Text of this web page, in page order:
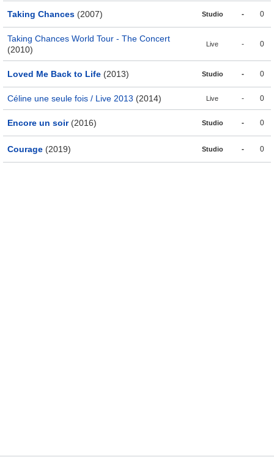
Taking Chances (2007) Studio - 0
Taking Chances World Tour - The Concert
(2010)
Live - 0
Loved Me Back to Life (2013) Studio - 0
Céline une seule fois / Live 2013 (2014) Live - 0
Encore un soir(2016) Studio - 0
Courage (2019) Studio - 0